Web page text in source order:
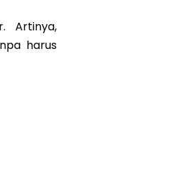
Artinya,
harus